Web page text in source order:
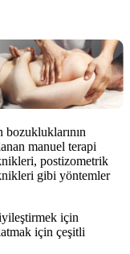
manuel terapi
postizometrik
gibi yöntemler
için
için çeşitli